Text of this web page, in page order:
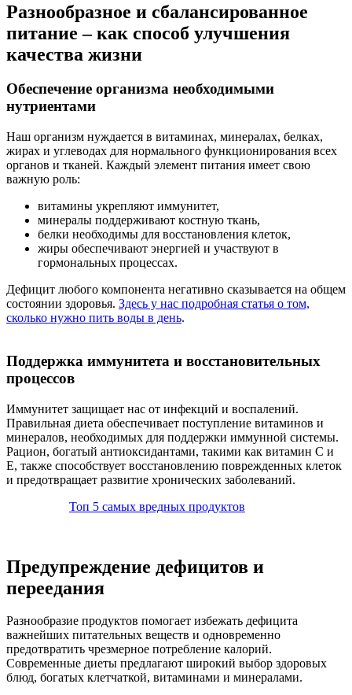
Разнообразное и сбалансированное
питание – как способ улучшения
качества жизни
Обеспечение организма необходимыми
нутриентами
Наш организм нуждается в витаминах, минералах, белках,
жирах и углеводах для нормального функционирования всех
органов и тканей. Каждый элемент питания имеет свою
важную роль:
витамины укрепляют иммунитет,
минералы поддерживают костную ткань,
белки необходимы для восстановления клеток,
жиры обеспечивают энергией и участвуют в
гормональных процессах.
Дефицит любого компонента негативно сказывается на общем
состоянии здоровья. Здесь у нас подробная статья о том,
сколько нужно пить воды в день.
Поддержка иммунитета и восстановительных
процессов
Иммунитет защищает нас от инфекций и воспалений.
Правильная диета обеспечивает поступление витаминов и
минералов, необходимых для поддержки иммунной системы.
Рацион, богатый антиоксидантами, такими как витамин C и
E, также способствует восстановлению поврежденных клеток
и предотвращает развитие хронических заболеваний.
Топ 5 самых вредных продуктов
Предупреждение дефицитов и
переедания
Разнообразие продуктов помогает избежать дефицита
важнейших питательных веществ и одновременно
предотвратить чрезмерное потребление калорий.
Современные диеты предлагают широкий выбор здоровых
блюд, богатых клетчаткой, витаминами и минералами.